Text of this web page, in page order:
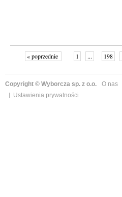
« poprzednie 1 ... 198
Copyright © Wyborcza sp. z o.o. O nas
Ustawienia prywatności